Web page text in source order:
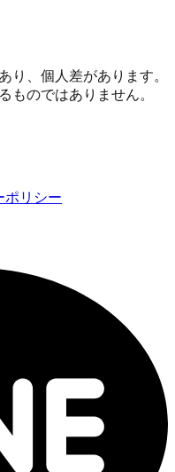
り、個人差があります。
ものではありません。
ポリシー